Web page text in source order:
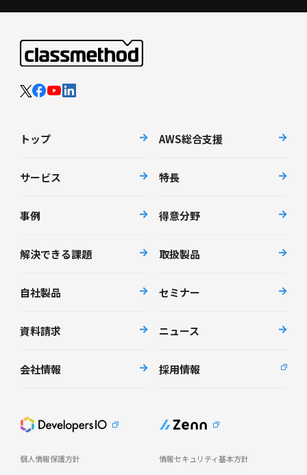
トップ AWS総合支援
サービス 特長
事例 得意分野
解決できる課題 取扱製品
自社製品 セミナー
資料請求 ニュース
会社情報 採用情報
個人情報保護方針
情報セキュリティ基本方針